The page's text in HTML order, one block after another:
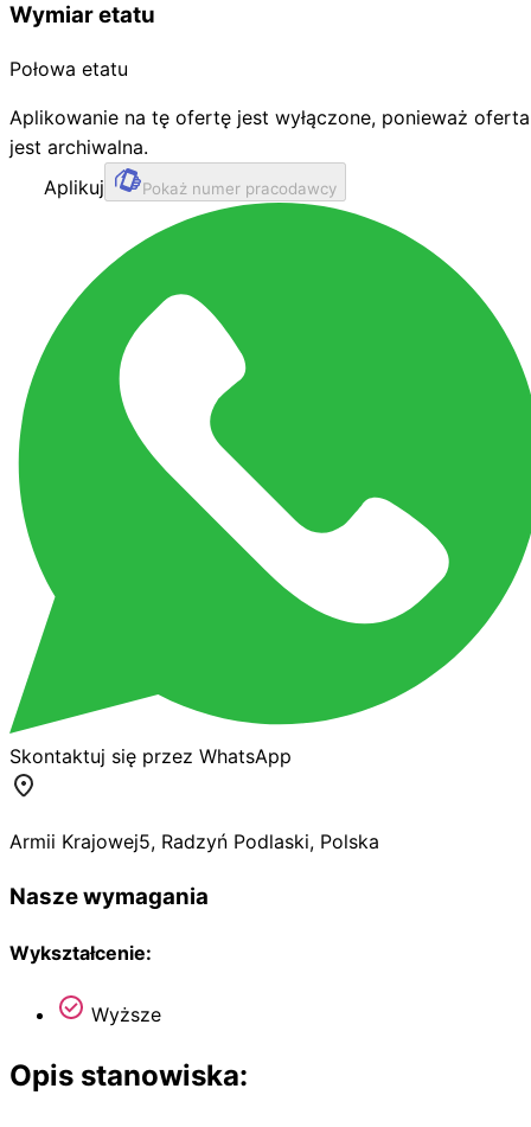
Wymiar etatu
Połowa etatu
Aplikowanie na tę ofertę jest wyłączone, ponieważ oferta
jest archiwalna.
Aplikuj
Pokaż numer pracodawcy
Skontaktuj się przez WhatsApp
Armii Krajowej5, Radzyń Podlaski, Polska
Nasze wymagania
Wykształcenie:
Wyższe
Opis stanowiska: